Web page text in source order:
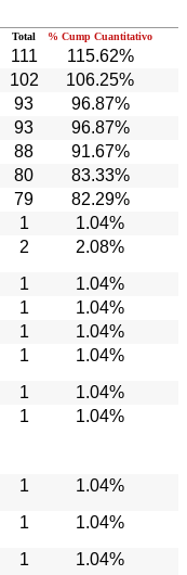
Total % Cump Cuantitativo
111 115.62%
102 106.25%
93 96.87%
93 96.87%
88 91.67%
80 83.33%
79 82.29%
1 1.04%
2 2.08%
1 1.04%
1 1.04%
1 1.04%
1 1.04%
1 1.04%
1 1.04%
1 1.04%
1 1.04%
1 1.04%